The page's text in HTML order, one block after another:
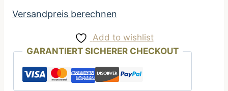
Vögelchen
33/34
cm
Handarbeit
Versandpreis berechnen
Add to wishlist
GARANTIERT SICHERER CHECKOUT